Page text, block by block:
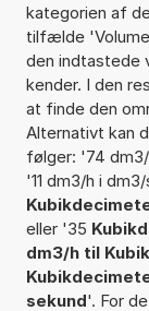
kategorien af
tilfælde
den indtastede
kender. I den
at finde den
Alternativt kan
følger: '74
'11 dm3/h i
eller '35
dm3/h til
sekund'. For